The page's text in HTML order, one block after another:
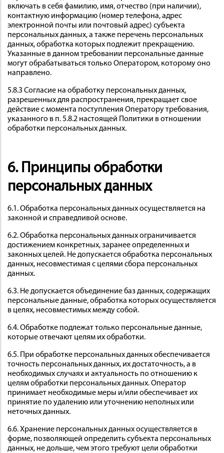
включать в себя фамилию, имя, отчество (при наличии),
контактную информацию (номер телефона, адрес
электронной почты или почтовый адрес) субъекта
персональных данных, а также перечень персональных
данных, обработка которых подлежит прекращению.
Указанные в данном требовании персональные данные
могут обрабатываться только Оператором, которому оно
направлено.
5.8.3 Согласие на обработку персональных данных,
разрешенных для распространения, прекращает свое
действие с момента поступления Оператору требования,
указанного в п. 5.8.2 настоящей Политики в отношении
обработки персональных данных.
6. Принципы обработки
персональных данных
6.1. Обработка персональных данных осуществляется на
законной и справедливой основе.
6.2. Обработка персональных данных ограничивается
достижением конкретных, заранее определенных и
законных целей. Не допускается обработка персональных
данных, несовместимая с целями сбора персональных
данных.
6.3. Не допускается объединение баз данных, содержащих
персональные данные, обработка которых осуществляется
в целях, несовместимых между собой.
6.4. Обработке подлежат только персональные данные,
которые отвечают целям их обработки.
6.5. При обработке персональных данных обеспечивается
точность персональных данных, их достаточность, а в
необходимых случаях и актуальность по отношению к
целям обработки персональных данных. Оператор
принимает необходимые меры и/или обеспечивает их
принятие по удалению или уточнению неполных или
неточных данных.
6.6. Хранение персональных данных осуществляется в
форме, позволяющей определить субъекта персональных
данных, не дольше, чем этого требуют цели обработки